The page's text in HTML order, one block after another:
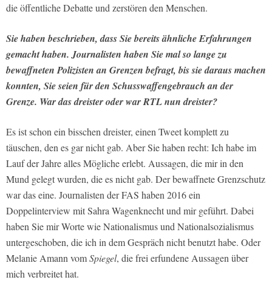
die öffentliche Debatte und zerstören den Menschen.
Sie haben beschrieben, dass Sie bereits ähnliche Erfahrungen
gemacht haben. Journalisten haben Sie mal so lange zu
bewaffneten Polizisten an Grenzen befragt, bis sie daraus machen
konnten, Sie seien für den Schusswaffengebrauch an der
Grenze. War das dreister oder war RTL nun dreister?
Es ist schon ein bisschen dreister, einen Tweet komplett zu
täuschen, den es gar nicht gab. Aber Sie haben recht: Ich habe im
Lauf der Jahre alles Mögliche erlebt. Aussagen, die mir in den
Mund gelegt wurden, die es nicht gab. Der bewaffnete Grenzschutz
war das eine. Journalisten der FAS haben 2016 ein
Doppelinterview mit Sahra Wagenknecht und mir geführt. Dabei
haben Sie mir Worte wie Nationalismus und Nationalsozialismus
untergeschoben, die ich in dem Gespräch nicht benutzt habe. Oder
Melanie Amann vomSpiegel, die frei erfundene Aussagen über
mich verbreitet hat.